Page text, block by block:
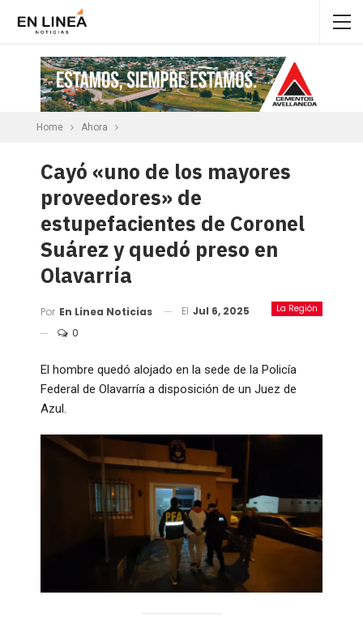
Home Ahora
Cayó «uno de los mayores
proveedores» de
estupefacientes de Coronel
Suárez y quedó preso en
Olavarría
La Región
Por En Linea Noticias El Jul 6, 2025
0
El hombre quedó alojado en la sede de la Policía
Federal de Olavarría a disposición de un Juez de
Azul.